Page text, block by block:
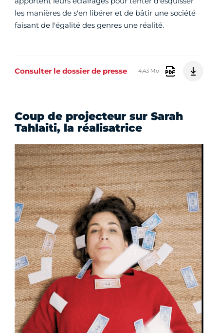
les manières de s'en libérer et de bâtir une société
faisant de l'égalité des genres une réalité.
Consulter le dossier de presse 4,43 Mo
Coup de projecteur sur Sarah
Tahlaiti, la réalisatrice